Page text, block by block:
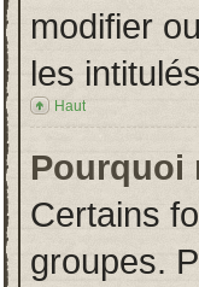
modifier
les
Haut
Pourquoi
Certains
groupes.